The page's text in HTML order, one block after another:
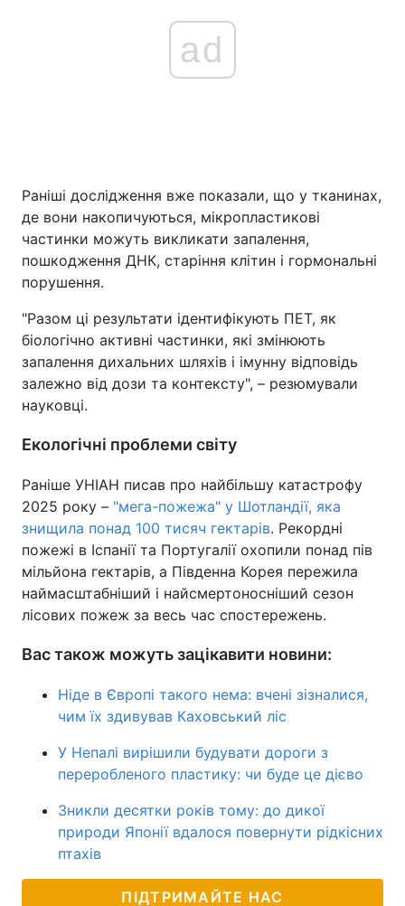
ad
Раніші дослідження вже показали, що у тканинах,
де вони накопичуються, мікропластикові
частинки можуть викликати запалення,
пошкодження ДНК, старіння клітин і гормональні
порушення.
"Разом ці результати ідентифікують ПЕТ, як
біологічно активні частинки, які змінюють
запалення дихальних шляхів і імунну відповідь
залежно від дози та контексту", – резюмували
науковці.
Екологічні проблеми світу
Раніше УНІАН писав про найбільшу катастрофу
2025 року – "мега-пожежа" у Шотландії, яка
знищила понад 100 тисяч гектарів. Рекордні
пожежі в Іспанії та Португалії охопили понад пів
мільйона гектарів, а Південна Корея пережила
наймасштабніший і найсмертоносніший сезон
лісових пожеж за весь час спостережень.
Вас також можуть зацікавити новини:
Ніде в Європі такого нема: вчені зізналися,
чим їх здивував Каховський ліс
У Непалі вирішили будувати дороги з
переробленого пластику: чи буде це дієво
Зникли десятки років тому: до дикої
природи Японії вдалося повернути рідкісних
птахів
ПІДТРИМАЙТЕ НАС